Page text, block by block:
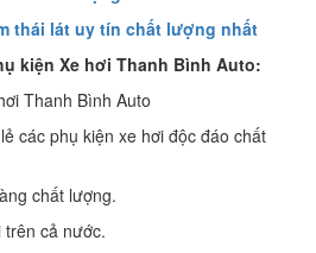
thái lát uy tín chất lượng nhất
kiện Xe hơi Thanh Bình Auto:
Thanh Bình Auto
các phụ kiện xe hơi độc đáo chất
chất lượng.
trên cả nước.